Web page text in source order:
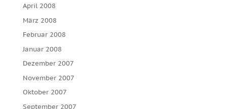
April 2008
März 2008
Februar 2008
Januar 2008
Dezember 2007
November 2007
Oktober 2007
September 2007